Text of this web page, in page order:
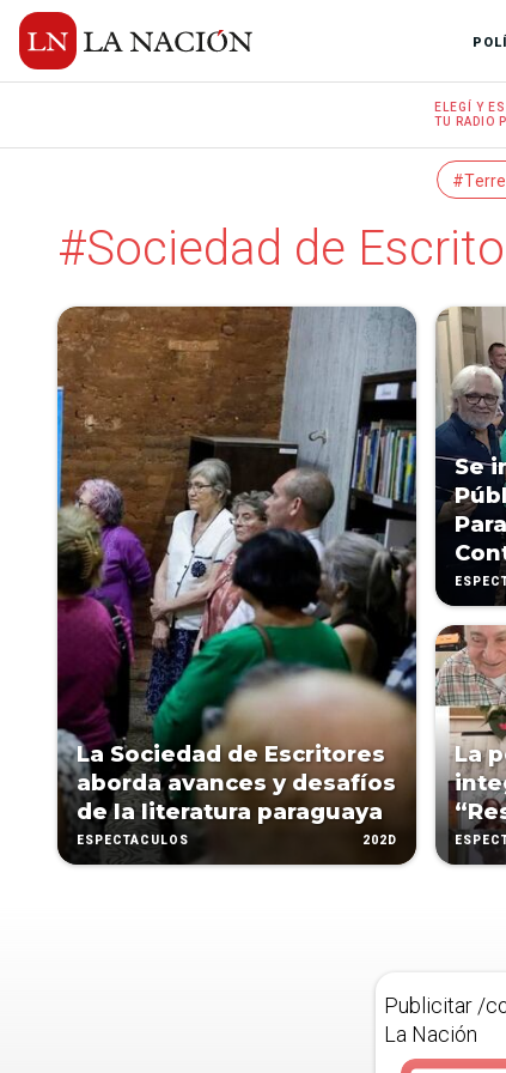
ELEGÍ Y
TU RADIO
#Sociedad de
La Sociedad de Escritores
aborda avances y desafíos
de la literatura paraguaya
ESPECTÁCULOS 202D
Se
La
Publicitar /
La Nación